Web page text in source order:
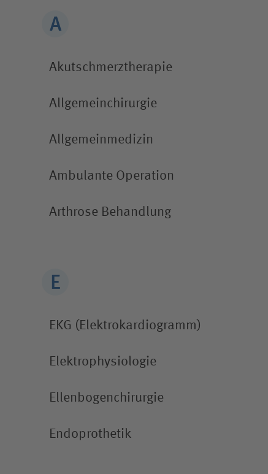
Akutschmerz­therapie
Allgemein­chirurgie
Allgemeinmedizin
Ambulante Operation
Arthrose Behandlung
EKG (Elektro­kardiogramm)
Elektro­physiologie
Ellenbogen­chirurgie
Endoprothetik